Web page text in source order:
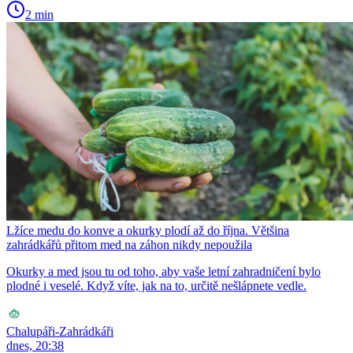
2 min
Lžíce medu do konve a okurky plodí až do října. Většina
zahrádkářů přitom med na záhon nikdy nepoužila
Okurky a med jsou tu od toho, aby vaše letní zahradničení bylo
plodné i veselé. Když víte, jak na to, určitě nešlápnete vedle.
Chalupáři-Zahrádkáři
dnes, 20:38